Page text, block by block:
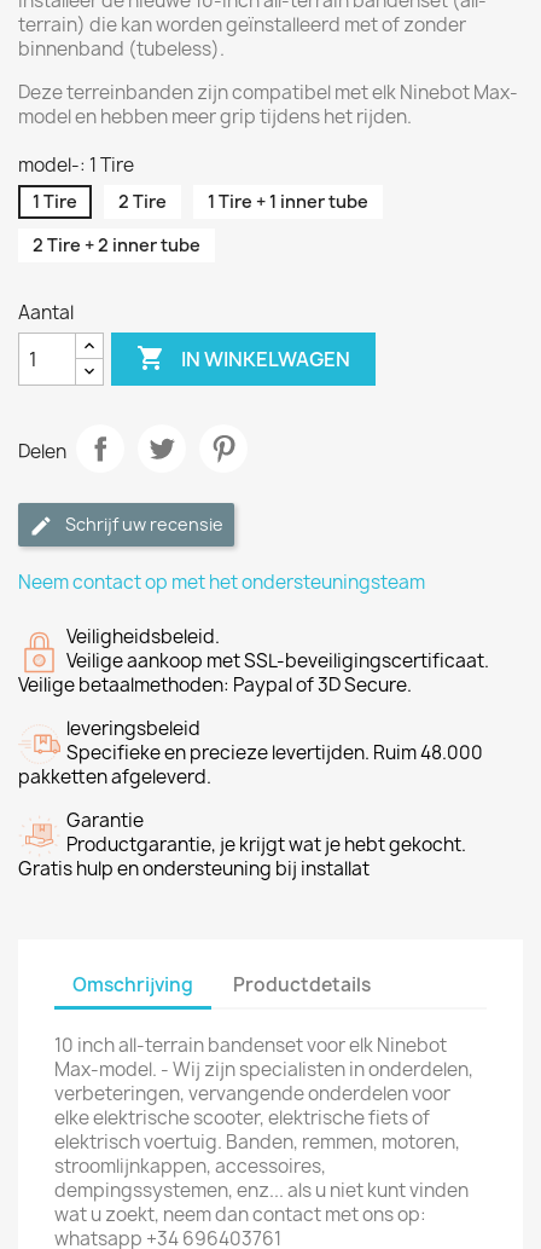
terrain) die kan worden geïnstalleerd met of zonder
binnenband (tubeless).
Deze terreinbanden zijn compatibel met elk Ninebot Max-
model en hebben meer grip tijdens het rijden.
model-: 1 Tire
1 Tire 2 Tire
1 Tire + 1 inner tube
2 Tire + 2 inner tube
Aantal
 IN WINKELWAGEN
Delen
Schrijf uw recensie
Neem contact op met het ondersteuningsteam
Veiligheidsbeleid.
Veilige aankoop met SSL-beveiligingscertificaat.
Veilige betaalmethoden: Paypal of 3D Secure.
leveringsbeleid
Specifieke en precieze levertijden. Ruim 48.000
pakketten afgeleverd.
Garantie
Productgarantie, je krijgt wat je hebt gekocht.
Gratis hulp en ondersteuning bij installat
Omschrijving Productdetails
10 inch all-terrain bandenset voor elk Ninebot
Max-model. - Wij zijn specialisten in onderdelen,
verbeteringen, vervangende onderdelen voor
elke elektrische scooter, elektrische fiets of
elektrisch voertuig. Banden, remmen, motoren,
stroomlijnkappen, accessoires,
dempingssystemen, enz... als u niet kunt vinden
wat u zoekt, neem dan contact met ons op:
whatsapp +34 696403761